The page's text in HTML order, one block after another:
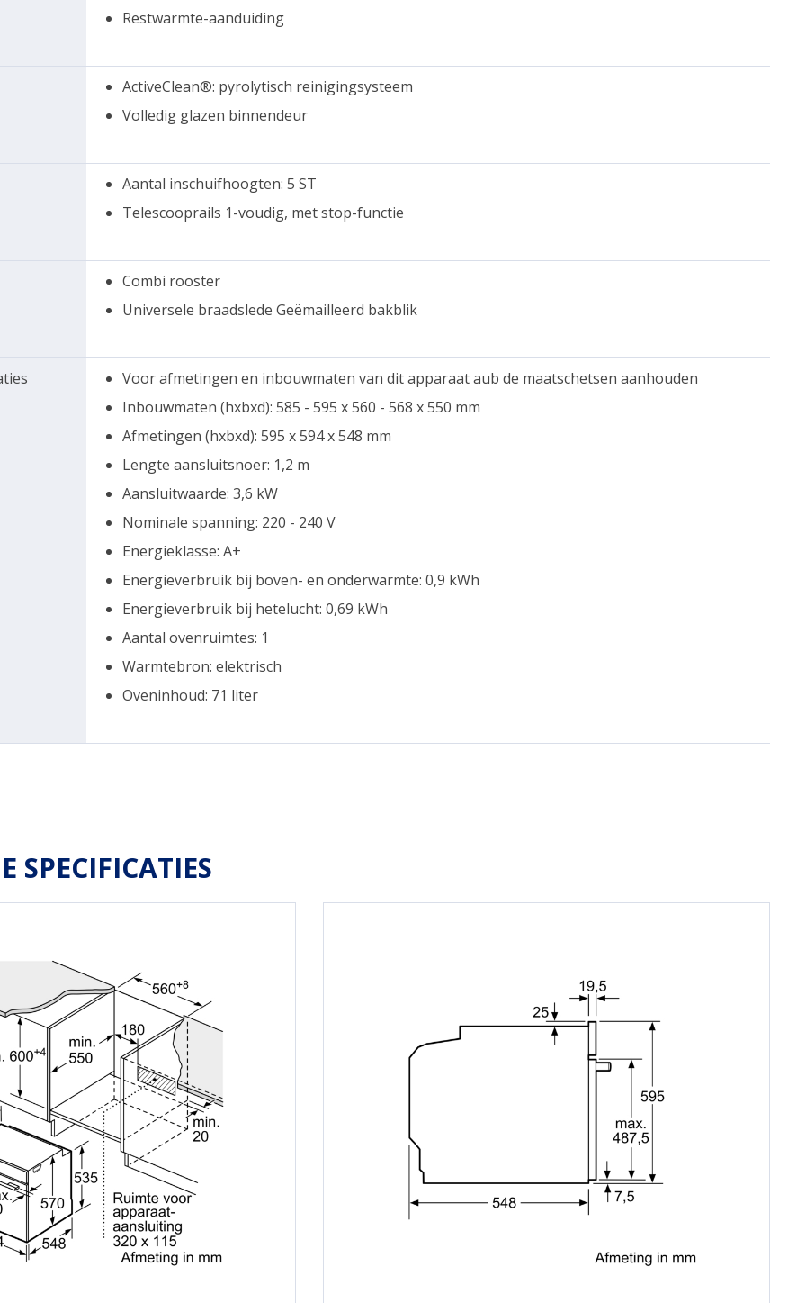
Restwarmte-aanduiding
ActiveClean®: pyrolytisch reinigingsysteem
Volledig glazen binnendeur
Aantal inschuifhoogten: 5 ST
Telescooprails 1-voudig, met stop-functie
Combi rooster
Universele braadslede Geëmailleerd bakblik
Voor afmetingen en inbouwmaten van dit apparaat aub de maatschetsen aanhouden
Inbouwmaten (hxbxd): 585 - 595 x 560 - 568 x 550 mm
Afmetingen (hxbxd): 595 x 594 x 548 mm
Lengte aansluitsnoer: 1,2 m
Aansluitwaarde: 3,6 kW
Nominale spanning: 220 - 240 V
Energieklasse: A+
Energieverbruik bij boven- en onderwarmte: 0,9 kWh
Energieverbruik bij hetelucht: 0,69 kWh
Aantal ovenruimtes: 1
Warmtebron: elektrisch
Oveninhoud: 71 liter
SPECIFICATIES